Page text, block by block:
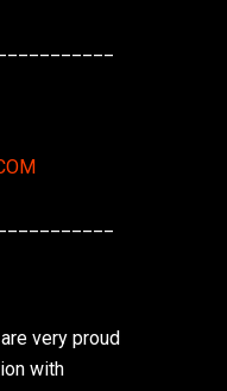
very proud
with